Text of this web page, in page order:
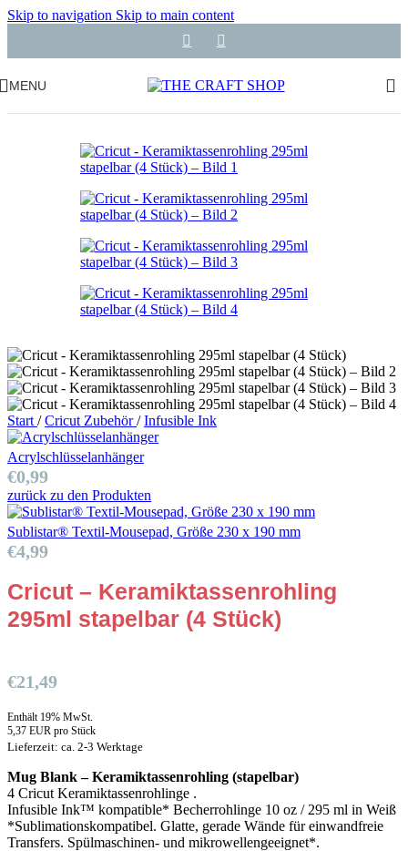
Skip to navigation Skip to main content
MENU
Start / Cricut Zubehör/ Infusible Ink
Acrylschlüsselanhänger
€0,99
zurück zu den Produkten
Sublistar® Textil-Mousepad, Größe 230 x 190 mm
€4,99
Cricut – Keramiktassenrohling
295ml stapelbar (4 Stück)
€21,49
Enthält 19% MwSt.
5,37 EUR pro Stück
Lieferzeit: ca. 2-3 Werktage
Mug Blank – Keramiktassenrohling (stapelbar)
4 Cricut Keramiktassenrohlinge .
Infusible Ink™ kompatible* Becherrohlinge 10 oz / 295 ml in Weiß
*Sublimationskompatibel. Glatte, gerade Wände für einwandfreie
Transfers. Spülmaschinen- und mikrowellengeeignet*.